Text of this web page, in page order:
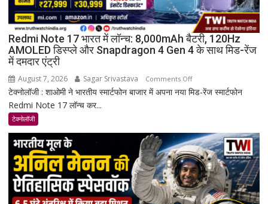
Redmi Note 17 भारत में लॉन्च: 8,000mAh बैटरी, 120Hz
AMOLED डिस्प्ले और Snapdragon 4 Gen 4 के साथ मिड-रेंज
में दमदार एंट्री
August 7, 2026 Sagar Srivastava Comments Offon
Redmi
भारत
में
लॉन्च:
8,000mAh
बैटरी,
120Hz
टेक्नोलॉजी : शाओमी ने भारतीय स्मार्टफोन बाजार में अपना नया मिड-रेंज स्मार्टफोन
Redmi Note 17 लॉन्च कर...
टेक्नोलॉजी